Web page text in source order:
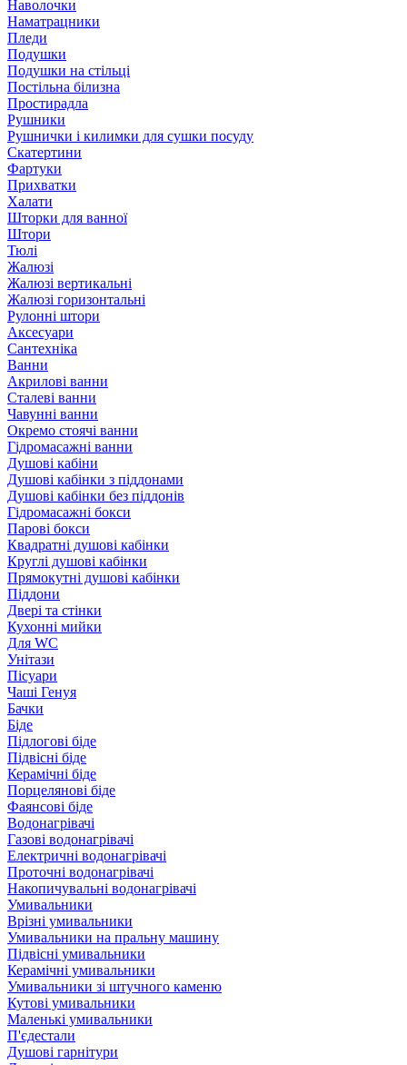
Наволочки
Наматрацники
Пледи
Подушки
Подушки на стільці
Постільна білизна
Простирадла
Рушники
Рушнички і килимки для сушки посуду
Скатертини
Фартуки
Прихватки
Халати
Шторки для ванної
Штори
Тюлі
Жалюзі
Жалюзі вертикальні
Жалюзі горизонтальні
Рулонні штори
Аксесуари
Сантехніка
Ванни
Акрилові ванни
Сталеві ванни
Чавунні ванни
Окремо стоячі ванни
Гідромасажні ванни
Душові кабіни
Душові кабінки з піддонами
Душові кабінки без піддонів
Гідромасажні бокси
Парові бокси
Квадратні душові кабінки
Круглі душові кабінки
Прямокутні душові кабінки
Піддони
Двері та стінки
Кухонні мийки
Для WC
Унітази
Пісуари
Чаші Генуя
Бачки
Біде
Підлогові біде
Підвісні біде
Керамічні біде
Порцелянові біде
Фаянсові біде
Водонагрівачі
Газові водонагрівачі
Електричні водонагрівачі
Проточні водонагрівачі
Накопичувальні водонагрівачі
Умивальники
Врізні умивальники
Умивальники на пральну машину
Підвісні умивальники
Керамічні умивальники
Умивальники зі штучного каменю
Кутові умивальники
Маленькі умивальники
П'єдестали
Душові гарнітури